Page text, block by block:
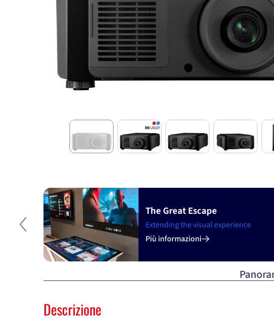
Previous
The Great Escape
Extending the visual experience
Più informazioni
Descrizione